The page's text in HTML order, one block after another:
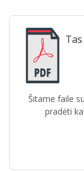
Šitame faile
pradėti